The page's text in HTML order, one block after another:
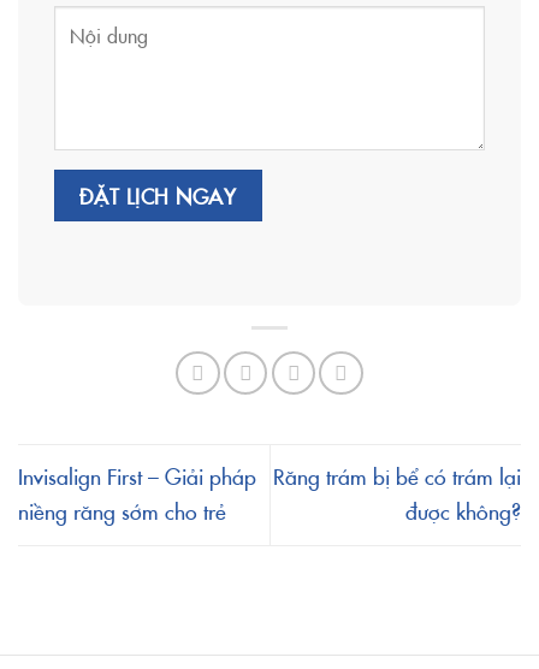
Invisalign First – Giải pháp
niềng răng sớm cho trẻ
Răng trám bị bể có trám lại
được không?